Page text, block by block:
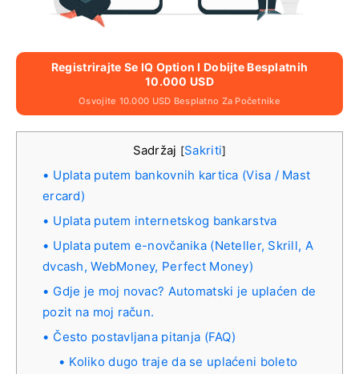
Registrirajte Se IQ Option I Dobijte Besplatnih
10.000 USD
Osvojite 10.000 USD Besplatno Za Početnike
Sadržaj [Sakriti]
Uplata putem bankovnih kartica (Visa / Mast
ercard)
Uplata putem internetskog bankarstva
Uplata putem e-novčanika (Neteller, Skrill, A
dvcash, WebMoney, Perfect Money)
Gdje je moj novac? Automatski je uplaćen de
pozit na moj račun.
Često postavljana pitanja (FAQ)
Koliko dugo traje da se uplaćeni boleto